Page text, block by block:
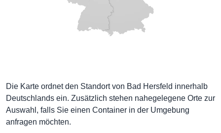
Die Karte ordnet den Standort von Bad Hersfeld innerhalb
Deutschlands ein. Zusätzlich stehen nahegelegene Orte zur
Auswahl, falls Sie einen Container in der Umgebung
anfragen möchten.